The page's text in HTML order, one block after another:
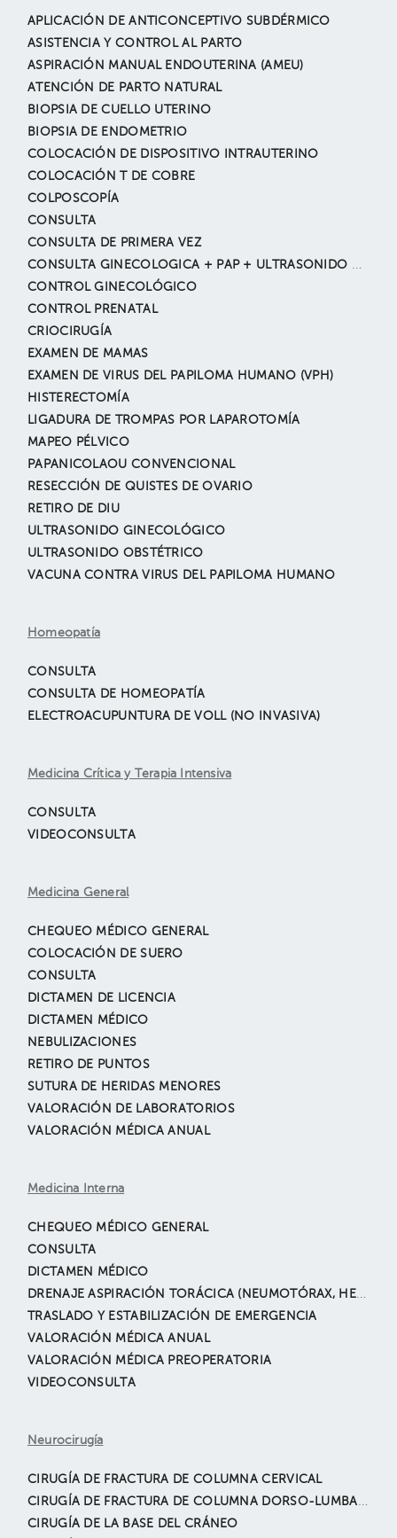
APLICACIÓN DE ANTICONCEPTIVO SUBDÉRMICO
ASISTENCIA Y CONTROL AL PARTO
ASPIRACIÓN MANUAL ENDOUTERINA (AMEU)
ATENCIÓN DE PARTO NATURAL
BIOPSIA DE CUELLO UTERINO
BIOPSIA DE ENDOMETRIO
COLOCACIÓN DE DISPOSITIVO INTRAUTERINO
COLOCACIÓN T DE COBRE
COLPOSCOPÍA
CONSULTA
CONSULTA DE PRIMERA VEZ
CONSULTA GINECOLOGICA + PAP + ULTRASONIDO GINECOLOGICO
CONTROL GINECOLÓGICO
CONTROL PRENATAL
CRIOCIRUGÍA
EXAMEN DE MAMAS
EXAMEN DE VIRUS DEL PAPILOMA HUMANO (VPH)
HISTERECTOMÍA
LIGADURA DE TROMPAS POR LAPAROTOMÍA
MAPEO PÉLVICO
PAPANICOLAOU CONVENCIONAL
RESECCIÓN DE QUISTES DE OVARIO
RETIRO DE DIU
ULTRASONIDO GINECOLÓGICO
ULTRASONIDO OBSTÉTRICO
VACUNA CONTRA VIRUS DEL PAPILOMA HUMANO
Homeopatía
CONSULTA
CONSULTA DE HOMEOPATÍA
ELECTROACUPUNTURA DE VOLL (NO INVASIVA)
Medicina Crítica y Terapia Intensiva
CONSULTA
VIDEOCONSULTA
Medicina General
CHEQUEO MÉDICO GENERAL
COLOCACIÓN DE SUERO
CONSULTA
DICTAMEN DE LICENCIA
DICTAMEN MÉDICO
NEBULIZACIONES
RETIRO DE PUNTOS
SUTURA DE HERIDAS MENORES
VALORACIÓN DE LABORATORIOS
VALORACIÓN MÉDICA ANUAL
Medicina Interna
CHEQUEO MÉDICO GENERAL
CONSULTA
DICTAMEN MÉDICO
DRENAJE ASPIRACIÓN TORÁCICA (NEUMOTÓRAX, HEMOTÓRAX, DERRAME PLEURAL, ETC.)
TRASLADO Y ESTABILIZACIÓN DE EMERGENCIA
VALORACIÓN MÉDICA ANUAL
VALORACIÓN MÉDICA PREOPERATORIA
VIDEOCONSULTA
Neurocirugía
CIRUGÍA DE FRACTURA DE COLUMNA CERVICAL
CIRUGÍA DE FRACTURA DE COLUMNA DORSO-LUMBAR CON LESIONES MEDULARES
CIRUGÍA DE LA BASE DEL CRÁNEO